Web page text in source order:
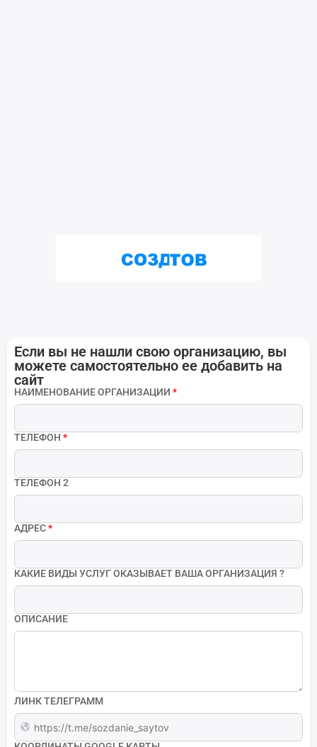
Если вы не нашли свою организацию, вы
можете самостоятельно ее добавить на
сайт
НАИМЕНОВАНИЕ ОРГАНИЗАЦИИ *
ТЕЛЕФОН *
ТЕЛЕФОН 2
АДРЕС*
КАКИЕ ВИДЫ УСЛУГ ОКАЗЫВАЕТ ВАША ОРГАНИЗАЦИЯ ?
ОПИСАНИЕ
ЛИНК ТЕЛЕГРАММ